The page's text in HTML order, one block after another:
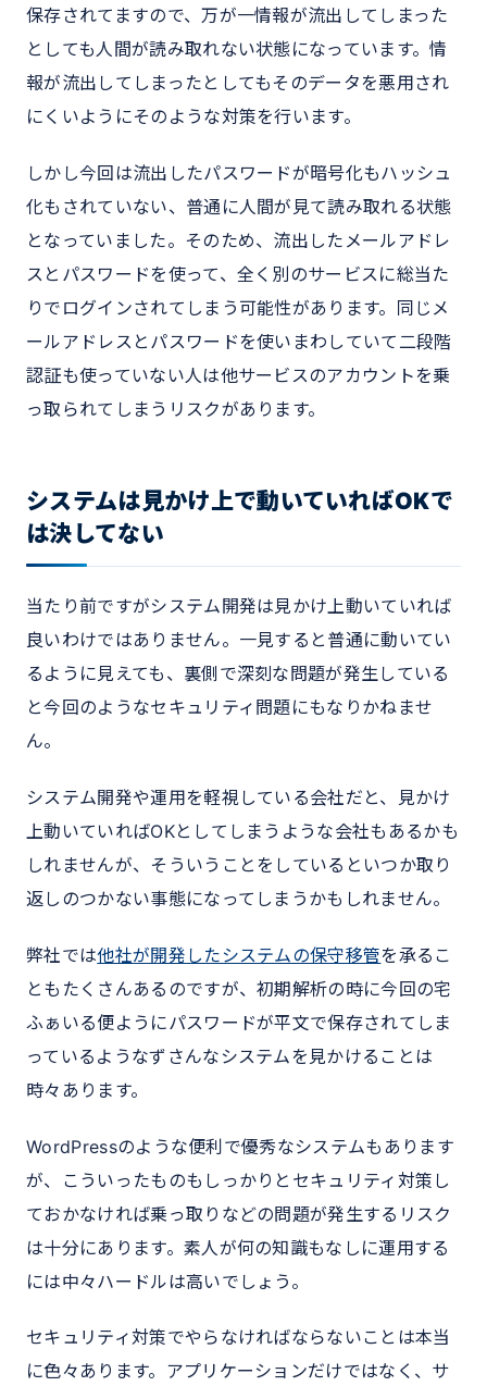
保存されてますので、万が一情報が流出してしまった
としても人間が読み取れない状態になっています。情
報が流出してしまったとしてもそのデータを悪用され
にくいようにそのような対策を行います。
しかし今回は流出したパスワードが暗号化もハッシュ
化もされていない、普通に人間が見て読み取れる状態
となっていました。そのため、流出したメールアドレ
スとパスワードを使って、全く別のサービスに総当た
りでログインされてしまう可能性があります。同じメ
ールアドレスとパスワードを使いまわしていて二段階
認証も使っていない人は他サービスのアカウントを乗
っ取られてしまうリスクがあります。
システムは見かけ上で動いていればOKで
は決してない
当たり前ですがシステム開発は見かけ上動いていれば
良いわけではありません。一見すると普通に動いてい
るように見えても、裏側で深刻な問題が発生している
と今回のようなセキュリティ問題にもなりかねませ
ん。
システム開発や運用を軽視している会社だと、見かけ
上動いていればOKとしてしまうような会社もあるかも
しれませんが、そういうことをしているといつか取り
返しのつかない事態になってしまうかもしれません。
弊社では他社が開発したシステムの保守移管を承るこ
ともたくさんあるのですが、初期解析の時に今回の宅
ふぁいる便ようにパスワードが平文で保存されてしま
っているようなずさんなシステムを見かけることは
時々あります。
WordPressのような便利で優秀なシステムもあります
が、こういったものもしっかりとセキュリティ対策し
ておかなければ乗っ取りなどの問題が発生するリスク
は十分にあります。素人が何の知識もなしに運用する
には中々ハードルは高いでしょう。
セキュリティ対策でやらなければならないことは本当
に色々あります。アプリケーションだけではなく、サ